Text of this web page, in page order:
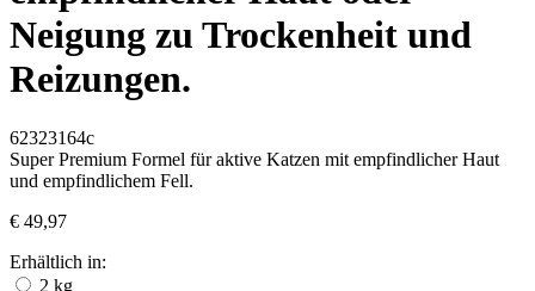
Neigung zu Trockenheit und
Reizungen.
62323164c
Super Premium Formel für aktive Katzen mit empfindlicher Haut
und empfindlichem Fell.
€ 49,97
Erhältlich in:
2 kg